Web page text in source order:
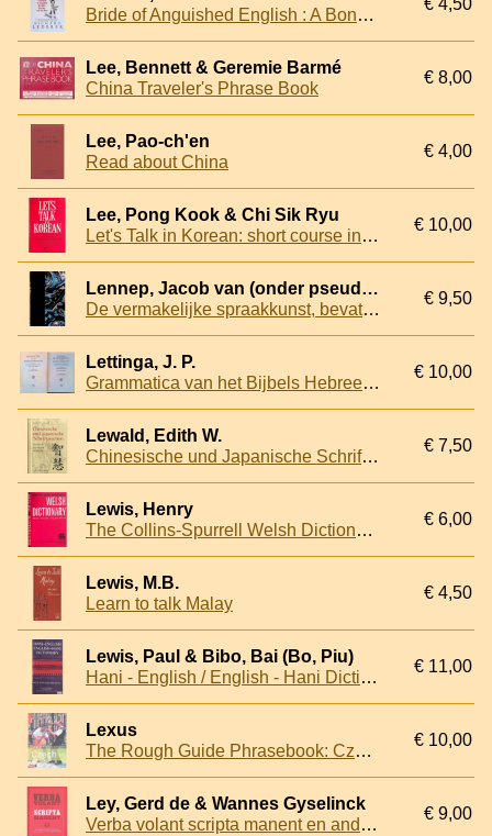
Bride of Anguished English : A Bonanza of Bloopers, Botches and Blunders
€ 4,50
Lee, Bennett & Geremie Barmé
China Traveler's Phrase Book
€ 8,00
Lee, Pao-ch'en
Read about China
€ 4,00
Lee, Pong Kook & Chi Sik Ryu
Let's Talk in Korean: short course in Korean Conversation for Self Study
€ 10,00
Lennep, Jacob van (onder pseudoniem: Een Lid van de Akademie)
De vermakelijke spraakkunst, bevattende de meest noodige regels en voorschriften om De Nederduitsche Taal, gelijk die uit den mond van beschaaftde lieden gehoord wordt, te leeren spreken en schrijven, en zelfs om daarin te dichten
€ 9,50
Lettinga, J. P.
Grammatica van het Bijbels Hebreeuws: Hulpboek bij de grammatica van het Bijbels Hebreeuws (2 delen)
€ 10,00
Lewald, Edith W.
Chinesische und Japanische Schriftzeichen. Geschichte, Entstehung, Bedeutung
€ 7,50
Lewis, Henry
The Collins-Spurrell Welsh Dictionary: Welsh-English English-Welsh
€ 6,00
Lewis, M.B.
Learn to talk Malay
€ 4,50
Lewis, Paul & Bibo, Bai (Bo, Piu)
Hani - English / English - Hani Dictionary. Haqniqdoq - Yilyidoq. Doqlo - Soqdaoq
€ 11,00
Lexus
The Rough Guide Phrasebook: Czech
€ 10,00
Ley, Gerd de & Wannes Gyselinck
Verba volant scripta manent en andere Latijnse spreuken die de tand des tijds doorstonden
€ 9,00